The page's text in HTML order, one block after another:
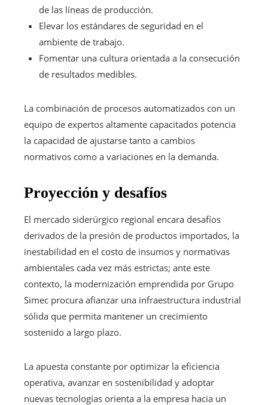
de las líneas de producción.
Elevar los estándares de seguridad en el
ambiente de trabajo.
Fomentar una cultura orientada a la consecución
de resultados medibles.
La combinación de procesos automatizados con un
equipo de expertos altamente capacitados potencia
la capacidad de ajustarse tanto a cambios
normativos como a variaciones en la demanda.
Proyección y desafíos
El mercado siderúrgico regional encara desafíos
derivados de la presión de productos importados, la
inestabilidad en el costo de insumos y normativas
ambientales cada vez más estrictas; ante este
contexto, la modernización emprendida por Grupo
Simec procura afianzar una infraestructura industrial
sólida que permita mantener un crecimiento
sostenido a largo plazo.
La apuesta constante por optimizar la eficiencia
operativa, avanzar en sostenibilidad y adoptar
nuevas tecnologías orienta a la empresa hacia un